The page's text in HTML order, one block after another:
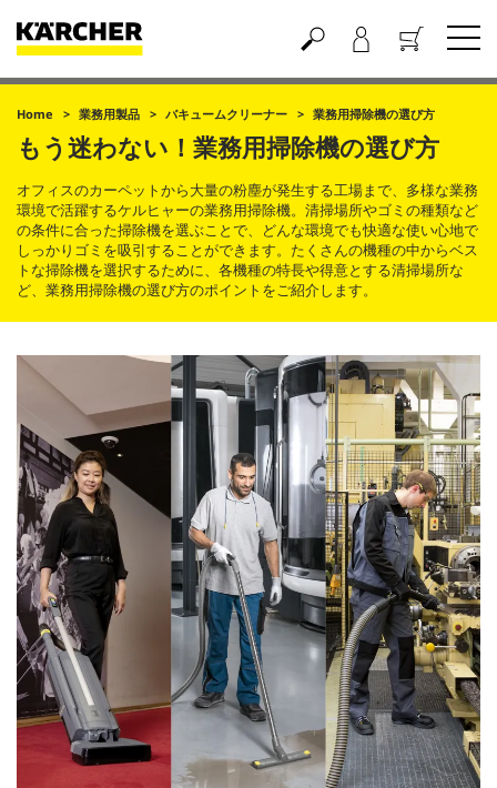
買い物かご
Home 業務用製品 バキュームクリーナー 業務用掃除機の選び方
もう迷わない！業務用掃除機の選び方
オフィスのカーペットから大量の粉塵が発生する工場まで、多様な業務
環境で活躍するケルヒャーの業務用掃除機。清掃場所やゴミの種類など
の条件に合った掃除機を選ぶことで、どんな環境でも快適な使い心地で
しっかりゴミを吸引することができます。たくさんの機種の中からベス
トな掃除機を選択するために、各機種の特長や得意とする清掃場所な
ど、業務用掃除機の選び方のポイントをご紹介します。